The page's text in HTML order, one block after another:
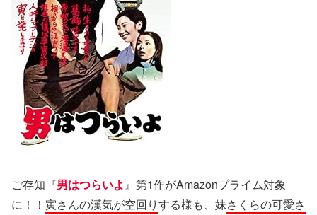
ご存知『男はつらいよ』第1作がAmazonプライム対象
に！！ 寅さんの漢気が空回りする様も、妹さくらの可愛さ